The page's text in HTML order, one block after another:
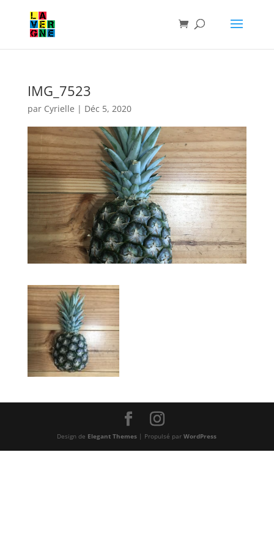
IMG_7523
par Cyrielle | Déc 5, 2020
Design de Elegant Themes | Propulsé parWordPress